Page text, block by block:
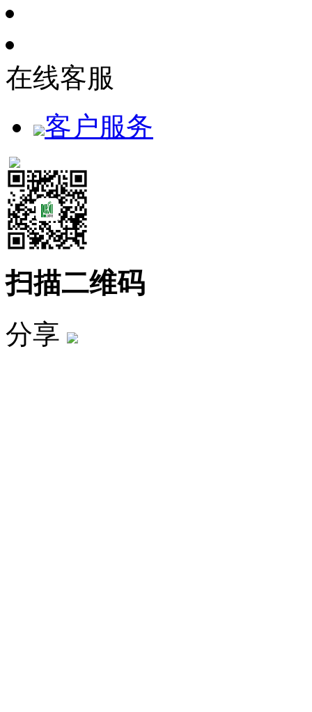
在线客服
客户服务
扫描二维码
分享